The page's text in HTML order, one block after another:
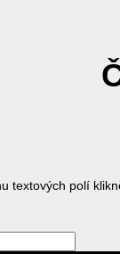
textových polí